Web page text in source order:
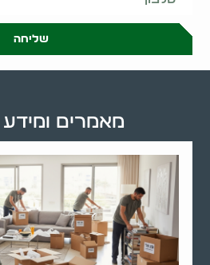
שליחה
מאמרים ומידע